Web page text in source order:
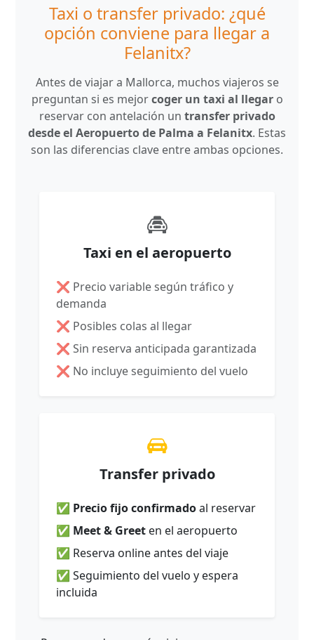
Taxi o transfer privado: ¿qué
opción conviene para llegar a
Felanitx?
Antes de viajar a Mallorca, muchos viajeros se
preguntan si es mejorcoger un taxi al llegaro
reservar con antelación un transfer privado
desde el Aeropuerto de Palma a Felanitx. Estas
son las diferencias clave entre ambas opciones.
Taxi en el aeropuerto
❌ Precio variable según tráfico y
demanda
❌ Posibles colas al llegar
❌ Sin reserva anticipada garantizada
❌ No incluye seguimiento del vuelo
Transfer privado
✅ Precio fijo confirmadoal reservar
✅ Meet & Greet en el aeropuerto
✅ Reserva online antes del viaje
✅ Seguimiento del vuelo y espera
incluida